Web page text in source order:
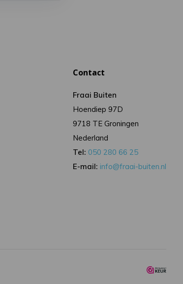
Contact
Fraai Buiten
Hoendiep 97D
9718 TE Groningen
Nederland
Tel: 050 280 66 25
E-mail: info@fraai-buiten.nl